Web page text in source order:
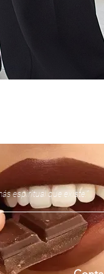
espiritual que existe.”